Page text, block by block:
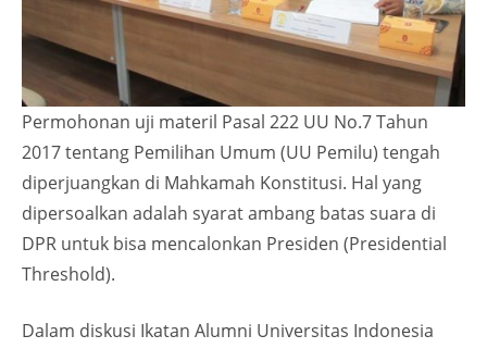
Permohonan uji materil Pasal 222 UU No.7 Tahun
2017 tentang Pemilihan Umum (UU Pemilu) tengah
diperjuangkan di Mahkamah Konstitusi. Hal yang
dipersoalkan adalah syarat ambang batas suara di
DPR untuk bisa mencalonkan Presiden (Presidential
Threshold).
Dalam diskusi Ikatan Alumni Universitas Indonesia